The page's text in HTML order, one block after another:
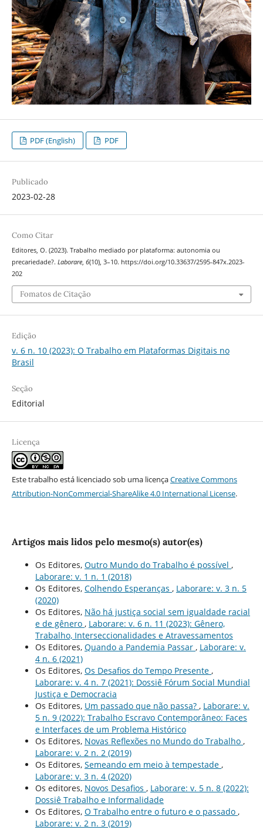
PDF (English) PDF
Publicado
2023-02-28
Como Citar
Editores, O. (2023). Trabalho mediado por plataforma: autonomia ou
precariedade?. Laborare, 6(10), 3–10. https://doi.org/10.33637/2595-847x.2023-
202
Fomatos de Citação
Edição
v. 6 n. 10 (2023): O Trabalho em Plataformas Digitais no
Brasil
Seção
Editorial
Licença
Este trabalho está licenciado sob uma licençaCreative Commons
Attribution-NonCommercial-ShareAlike 4.0 International License.
Artigos mais lidos pelo mesmo(s) autor(es)
Os Editores, Outro Mundo do Trabalho é possí­vel ,
Laborare: v. 1 n. 1 (2018)
Os Editores, Colhendo Esperanças , Laborare: v. 3 n. 5
(2020)
Os Editores, Não há justiça social sem igualdade racial
e de gênero , Laborare: v. 6 n. 11 (2023): Gênero,
Trabalho, Interseccionalidades e Atravessamentos
Os Editores, Quando a Pandemia Passar , Laborare: v.
4 n. 6 (2021)
Os Editores, Os Desafios do Tempo Presente ,
Laborare: v. 4 n. 7 (2021): Dossiê Fórum Social Mundial
Justiça e Democracia
Os Editores, Um passado que não passa? , Laborare: v.
5 n. 9 (2022): Trabalho Escravo Contemporâneo: Faces
e Interfaces de um Problema Histórico
Os Editores, Novas Reflexões no Mundo do Trabalho ,
Laborare: v. 2 n. 2 (2019)
Os Editores, Semeando em meio à tempestade ,
Laborare: v. 3 n. 4 (2020)
Os editores, Novos Desafios , Laborare: v. 5 n. 8 (2022):
Dossiê Trabalho e Informalidade
Os Editores, O Trabalho entre o futuro e o passado ,
Laborare: v. 2 n. 3 (2019)